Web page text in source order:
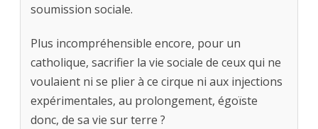
soumission sociale.
Plus incompréhensible encore, pour un
catholique, sacrifier la vie sociale de ceux qui ne
voulaient ni se plier à ce cirque ni aux injections
expérimentales, au prolongement, égoïste
donc, de sa vie sur terre ?